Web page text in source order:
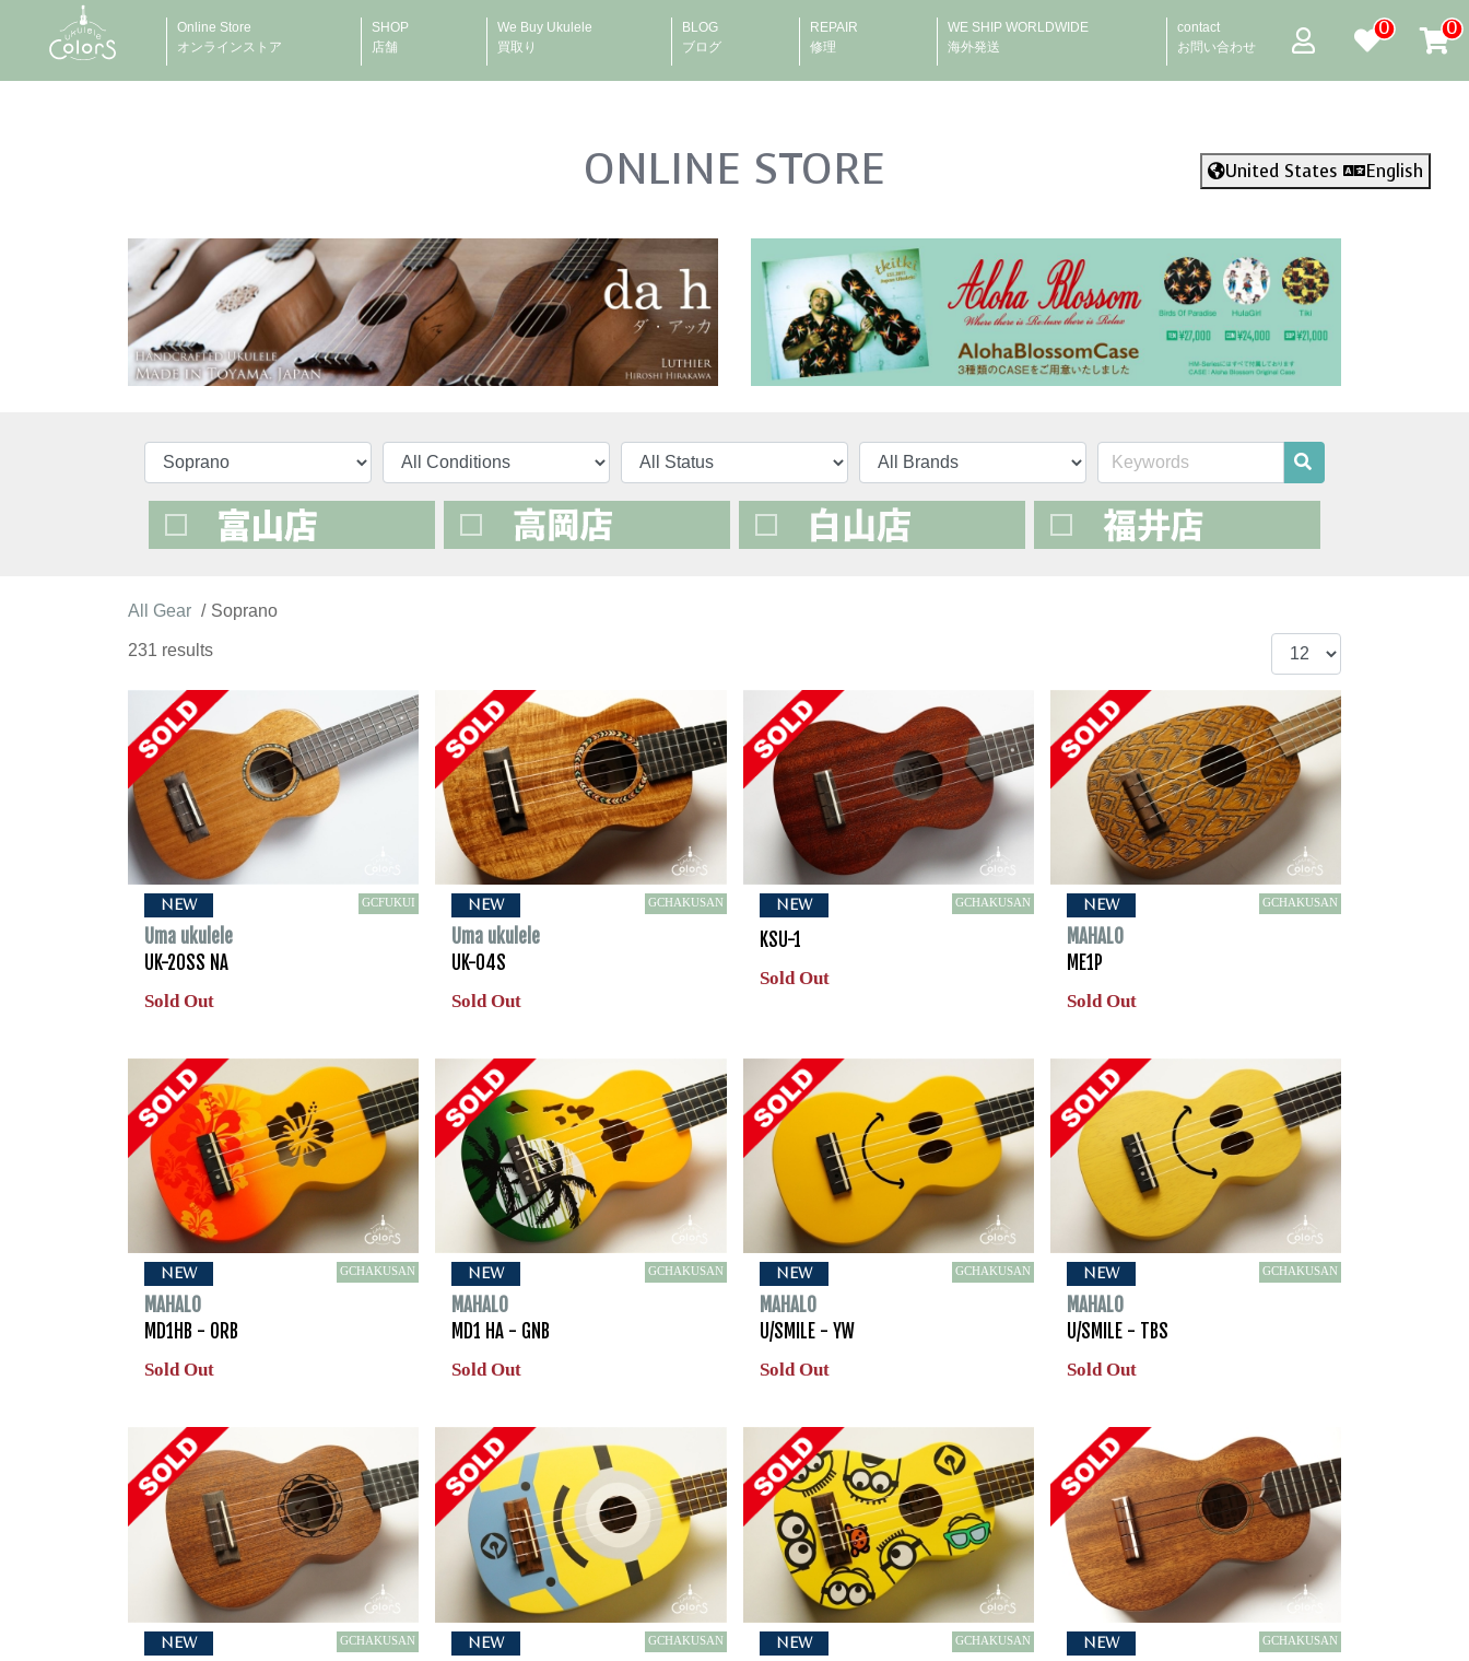
Online Store
オンラインストア
SHOP
店舗
We Buy Ukulele
買取り
BLOG
ブログ
REPAIR
修理
WE SHIP WORLDWIDE
海外発送
contact
お問い合わせ
0 0
ONLINE STORE United States English
All Gear Soprano
231 results
NEW GCFUKUI
Uma ukulele
UK-20SS NA
Sold Out
NEW GCHAKUSAN
Uma ukulele
UK-04S
Sold Out
NEW GCHAKUSAN
KSU-1
Sold Out
NEW GCHAKUSAN
MAHALO
ME1P
Sold Out
NEW GCHAKUSAN
MAHALO
MD1HB - ORB
Sold Out
NEW GCHAKUSAN
MAHALO
MD1 HA - GNB
Sold Out
NEW GCHAKUSAN
MAHALO
U/SMILE - YW
Sold Out
NEW GCHAKUSAN
MAHALO
U/SMILE - TBS
Sold Out
NEW GCHAKUSAN NEW GCHAKUSAN NEW GCHAKUSAN NEW GCHAKUSAN